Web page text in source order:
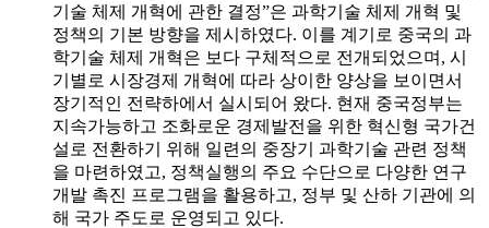
기술 체제 개혁에 관한 결정”은 과학기술 체제 개혁 및
정책의 기본 방향을 제시하였다. 이를 계기로 중국의 과
학기술 체제 개혁은 보다 구체적으로 전개되었으며, 시
기별로 시장경제 개혁에 따라 상이한 양상을 보이면서
장기적인 전략하에서 실시되어 왔다. 현재 중국정부는
지속가능하고 조화로운 경제발전을 위한 혁신형 국가건
설로 전환하기 위해 일련의 중장기 과학기술 관련 정책
을 마련하였고, 정책실행의 주요 수단으로 다양한 연구
개발 촉진 프로그램을 활용하고, 정부 및 산하 기관에 의
해 국가 주도로 운영되고 있다.